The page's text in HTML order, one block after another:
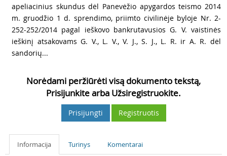
apeliacinius skundus dėl Panevėžio apygardos teismo 2014
m. gruodžio 1 d. sprendimo, priimto civilinėje byloje Nr. 2-
252-252/2014 pagal ieškovo bankrutavusios G. V. vaistinės
ieškinį atsakovams G. V., L. V., V. J., S. J., L. R. ir A. R. dėl
sandorių...
Norėdami peržiūrėti visą dokumento tekstą,
Prisijunkite arba Užsiregistruokite.
Prisijungti Registruotis
Informacija Turinys Komentarai